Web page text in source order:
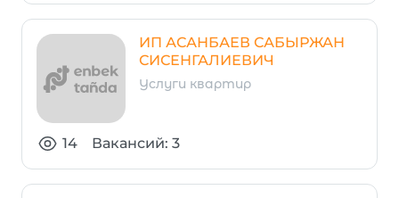
ИП АСАНБАЕВ САБЫРЖАН
СИСЕНГАЛИЕВИЧ
Услуги квартир
14 Вакансий: 3